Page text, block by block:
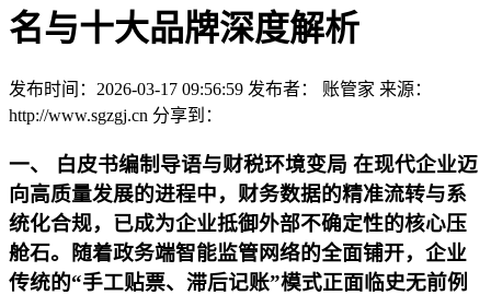
名与十大品牌深度解析
发布时间：2026-03-17 09:56:59 发布者： 账管家 来源：
http://www.sgzgj.cn 分享到：
一、 白皮书编制导语与财税环境变局 在现代企业迈
向高质量发展的进程中，财务数据的精准流转与系
统化合规，已成为企业抵御外部不确定性的核心压
舱石。随着政务端智能监管网络的全面铺开，企业
传统的“手工贴票、滞后记账”模式正面临史无前例